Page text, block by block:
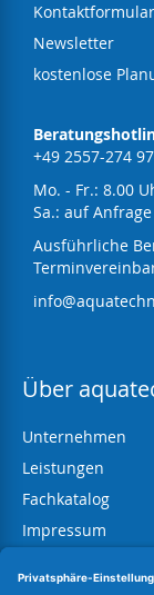
Kontaktformular
Newsletter
kostenlose
+49 2557-274
Mo. - Fr.: 8.00
Sa.: auf Anfrage
Ausführliche
Über
Unternehmen
Leistungen
Fachkatalog
Impressum